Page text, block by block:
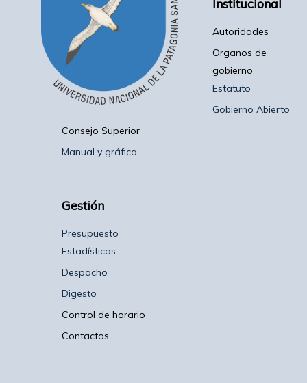
Institucional
Autoridades
Organos de
gobierno
Estatuto
Gobierno Abierto
Consejo Superior
Manual y gráfica
Gestión
Presupuesto
Estadísticas
Despacho
Digesto
Control de horario
Contactos